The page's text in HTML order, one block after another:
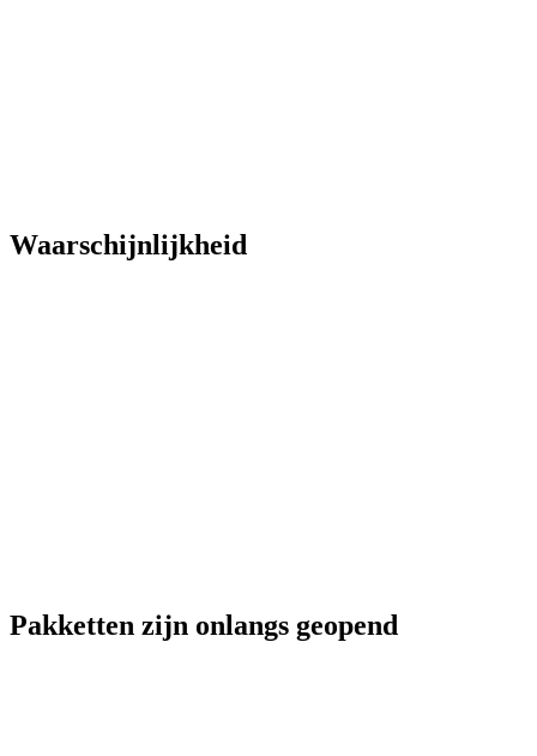
Waarschijnlijkheid
Pakketten zijn onlangs geopend